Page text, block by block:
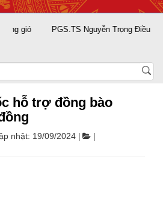
gió PGS.TS Nguyễn Trọng Điều tái
hỗ trợ đồng bào
nhật: 19/09/2024